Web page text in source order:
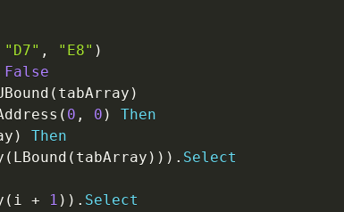
"D7" , "E8" )
False
( tabArray )
( 0 , 0 )
Then
)
Then
( LBound ( tabArray ) ) ) . Select
( i + 1 ) ) . Select